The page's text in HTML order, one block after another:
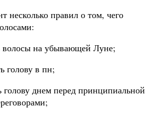
несколько правил о том, чего
на убывающей Луне;
в пн;
днем перед принципиальной